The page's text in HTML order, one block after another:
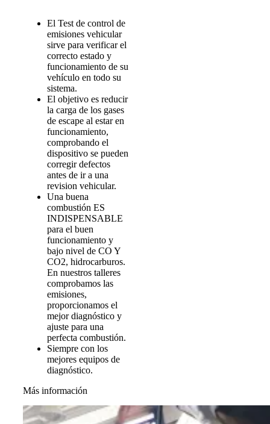
El Test de control de
emisiones vehicular
sirve para verificar el
correcto estado y
funcionamiento de su
vehículo en todo su
sistema.
El objetivo es reducir
la carga de los gases
de escape al estar en
funcionamiento,
comprobando el
dispositivo se pueden
corregir defectos
antes de ir a una
revision vehicular.
Una buena
combustión ES
INDISPENSABLE
para el buen
funcionamiento y
bajo nivel de CO Y
CO2, hidrocarburos.
En nuestros talleres
comprobamos las
emisiones,
proporcionamos el
mejor diagnóstico y
ajuste para una
perfecta combustión.
Siempre con los
mejores equipos de
diagnóstico.
Más información